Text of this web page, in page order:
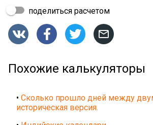
поделиться расчетом
   
Похожие калькуляторы
• Сколько прошло дней между
историческая версия.